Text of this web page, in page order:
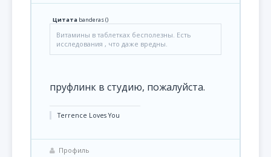
Цитата banderas()
Витамины в таблетках бесполезны. Есть
исследования , что даже вредны.
пруфлинк в студию, пожалуйста.
Terrence Loves You
Профиль